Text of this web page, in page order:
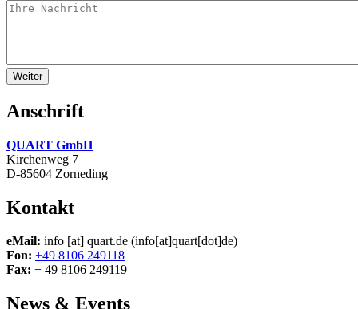
Anschrift
QUART GmbH
Kirchenweg 7
D-85604 Zorneding
Kontakt
eMail: info [at] quart.de (info[at]quart[dot]de)
Fon: +49 8106 249118
Fax: + 49 8106 249119
News & Events